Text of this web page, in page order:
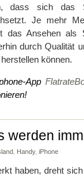
dass sich das
Je mehr
das Ansehen als
durch Qualität
können.
App
werden
Handy, iPhone
haben, dreht